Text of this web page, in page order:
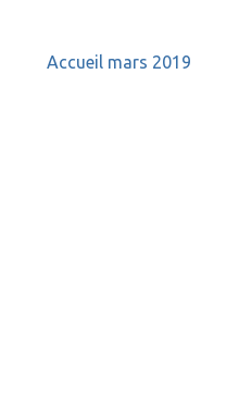
Accueil mars 2019